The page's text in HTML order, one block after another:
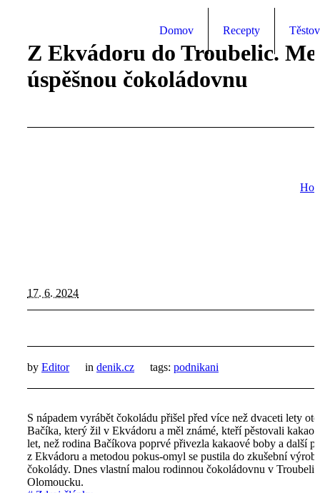
Domov Recepty
Z Ekvádoru do Troubelic.
úspěšnou čokoládovnu
17. 6. 2024
by Editor in denik.cz tags: podnikani
S nápadem vyrábět čokoládu přišel před více než dvaceti lety
Bačíka, který žil v Ekvádoru a měl známé, kteří pěstovali
let, než rodina Bačíkova poprvé přivezla kakaové boby a další
z Ekvádoru a metodou pokus-omyl se pustila do zkušební
čokolády. Dnes vlastní malou rodinnou čokoládovnu v
Olomoucku.